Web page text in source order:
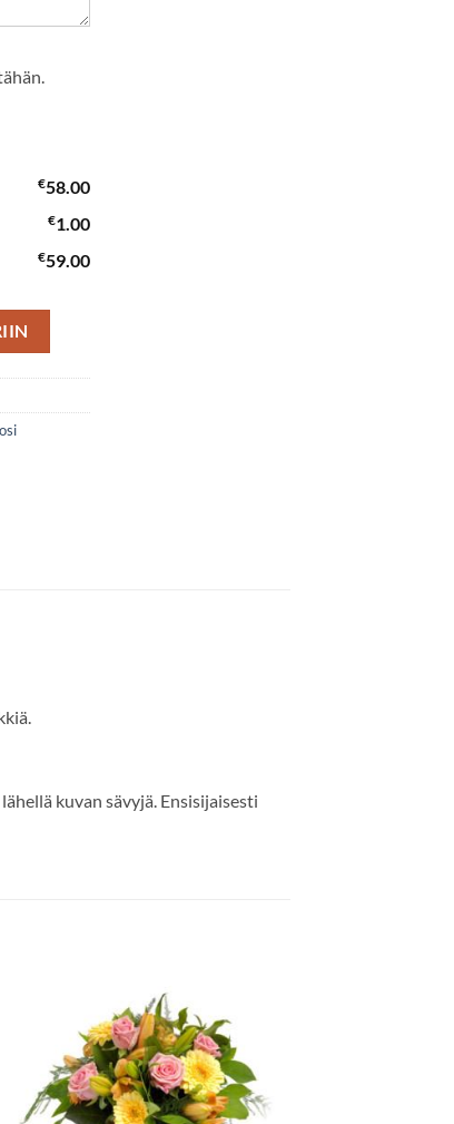
€58.00
€1.00
€59.00
kuvan sävyjä. Ensisijaisesti